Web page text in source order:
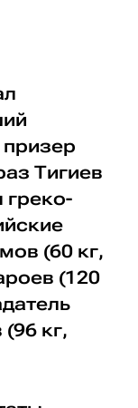
Тигиев
греко-
(60 кг,
(120
кг,